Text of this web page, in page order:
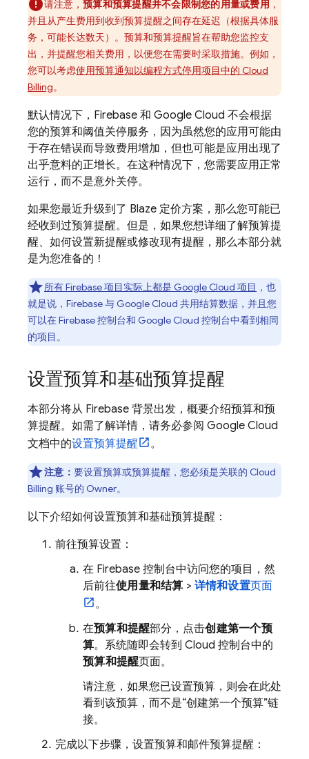
请注意， 预算和预算提醒并不会限制您的用量或费用 ，
并且从产生费用到收到预算提醒之间存在延迟（根据具体服
务，可能长达数天）。预算和预算提醒旨在帮助您监控支
出，并提醒您相关费用，以便您在需要时采取措施。 例如，
您可以考虑使用预算通知以编程方式停用项目中的 Cloud
Billing。
默认情况下，Firebase 和 Google Cloud 不会根据
您的预算和阈值关停服务，因为虽然您的应用可能由
于存在错误而导致费用增加，但也可能是应用出现了
出乎意料的正增长。在这种情况下，您需要应用正常
运行，而不是意外关停。
如果您最近升级到了 Blaze 定价方案，那么您可能已
经收到过预算提醒。但是，如果您想详细了解预算提
醒、如何设置新提醒或修改现有提醒，那么本部分就
是为您准备的！
所有 Firebase 项目实际上都是 Google Cloud 项目 ，也
就是说，Firebase 与 Google Cloud 共用结算数据，并且您
可以在Firebase控制台和 Google Cloud 控制台中看到相同
的项目。
设置预算和基础预算提醒
本部分将从 Firebase 背景出发，概要介绍预算和预
算提醒。如需了解详情，请务必参阅 Google Cloud
文档中的设置预算提醒 。
注意： 要设置预算或预算提醒，您必须是关联的 Cloud
Billing 账号的 Owner。
以下介绍如何设置预算和基础预算提醒：
前往预算设置：
在 Firebase 控制台中访问您的项目，然
后前往使用量和结算 > 详情和设置页面
。
在预算和提醒部分，点击创建第一个预
算。系统随即会转到Cloud 控制台中的
预算和提醒页面。
请注意，如果您已设置预算，则会在此处
看到该预算，而不是“创建第一个预算”链
接。
完成以下步骤，设置预算和邮件预算提醒：